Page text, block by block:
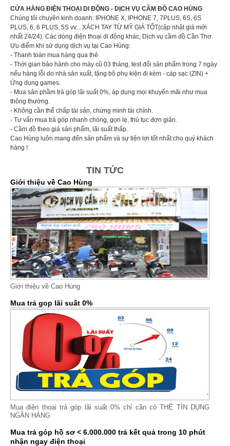
CỬA HÀNG ĐIỆN THOẠI DI ĐỘNG - DỊCH VỤ CẦM ĐỒ CAO HÙNG
Chúng tôi chuyên kinh doanh: IPHONE X, IPHONE 7, 7PLUS, 6S, 6S
PLUS, 6, 6 PLUS, 5S vv... XÁCH TAY TỪ MỸ GIÁ TỐT(cập nhật giá mới
nhất 24/24). Các dòng điện thoại di động khác, Dịch vụ cầm đồ Cần Thơ.
Ưu điểm khi sử dụng dịch vụ tại Cao Hùng:
- Thanh toán mua hàng qua thẻ
- Thời gian bảo hành cho máy cũ 03 tháng, test đổi sản phẩm trong 7 ngày
nếu hàng lỗi do nhà sản xuất, tặng bộ phụ kiện đi kèm - cáp sạc (ZIN) +
Ứng dụng games.
- Mua sản phầm trả góp lãi suất 0%, áp dụng mọi khuyến mãi như mua
thông thường.
- Không cần thế chấp tài sản, chứng minh tài chính.
- Tư vấn mua trả góp nhanh chóng, gọn lẹ, thủ tục đơn giản.
- Cầm đồ theo giá sản phẩm, lãi suất thấp.
Cao Hùng luôn mang đến sản phẩm và sự tiện lợi tốt nhất cho quý khách
hàng !
TIN TỨC
Giới thiệu về Cao Hùng
Giới thiệu về Cao Hùng
Mua trả gop lãi suất 0%
Mua điện thoại trả góp lãi suất 0% chỉ cần có THẺ TÍN DỤNG
NGÂN HÀNG
Mua trả góp hồ sơ < 6.000.000 trả kết quả trong 10 phút
nhận ngay điện thoại